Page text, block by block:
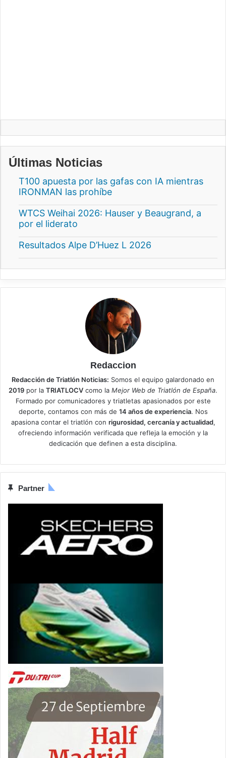
Últimas Noticias
T100 apuesta por las gafas con IA mientras
IRONMAN las prohíbe
WTCS Weihai 2026: Hauser y Beaugrand, a
por el liderato
Resultados Alpe D’Huez L 2026
Redaccion
Redacción de Triatlón Noticias: Somos el equipo galardonado en
2019 por la TRIATLOCV como la Mejor Web de Triatlón de España.
Formado por comunicadores y triatletas apasionados por este
deporte, contamos con más de 14 años de experiencia. Nos
apasiona contar el triatlón con rigurosidad, cercanía y actualidad,
ofreciendo información verificada que refleja la emoción y la
dedicación que definen a esta disciplina.
Partner